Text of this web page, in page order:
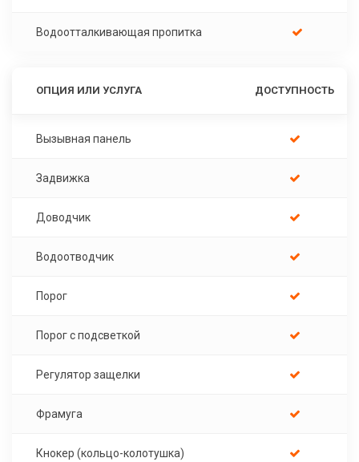
Водоотталкивающая пропитка
ОПЦИЯ ИЛИ УСЛУГА ДОСТУПНОСТЬ
Вызывная панель
Задвижка
Доводчик
Водоотводчик
Порог
Порог с подсветкой
Регулятор защелки
Фрамуга
Кнокер (кольцо-колотушка)